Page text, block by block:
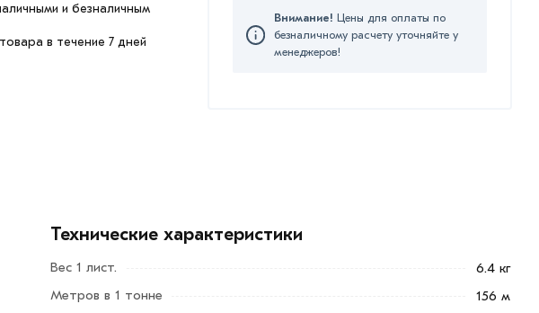
и безналичным
в течение 7 дней
Внимание! Цены для оплаты по
безналичному расчету уточняйте у
менеджеров!
Технические характеристики
Вес 1 лист.
6.4 кг
Метров в 1 тонне
156 м